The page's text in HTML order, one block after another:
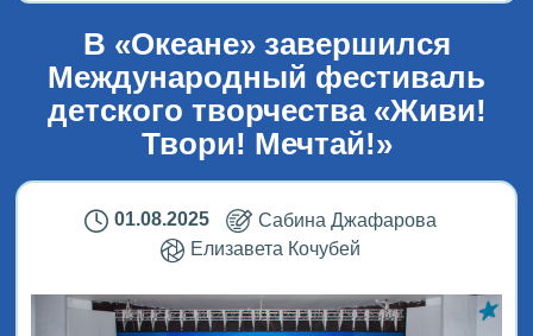
В «Океане» завершился
Международный фестиваль
детского творчества «Живи!
Твори! Мечтай!»
01.08.2025
Сабина Джафарова
Елизавета Кочубей